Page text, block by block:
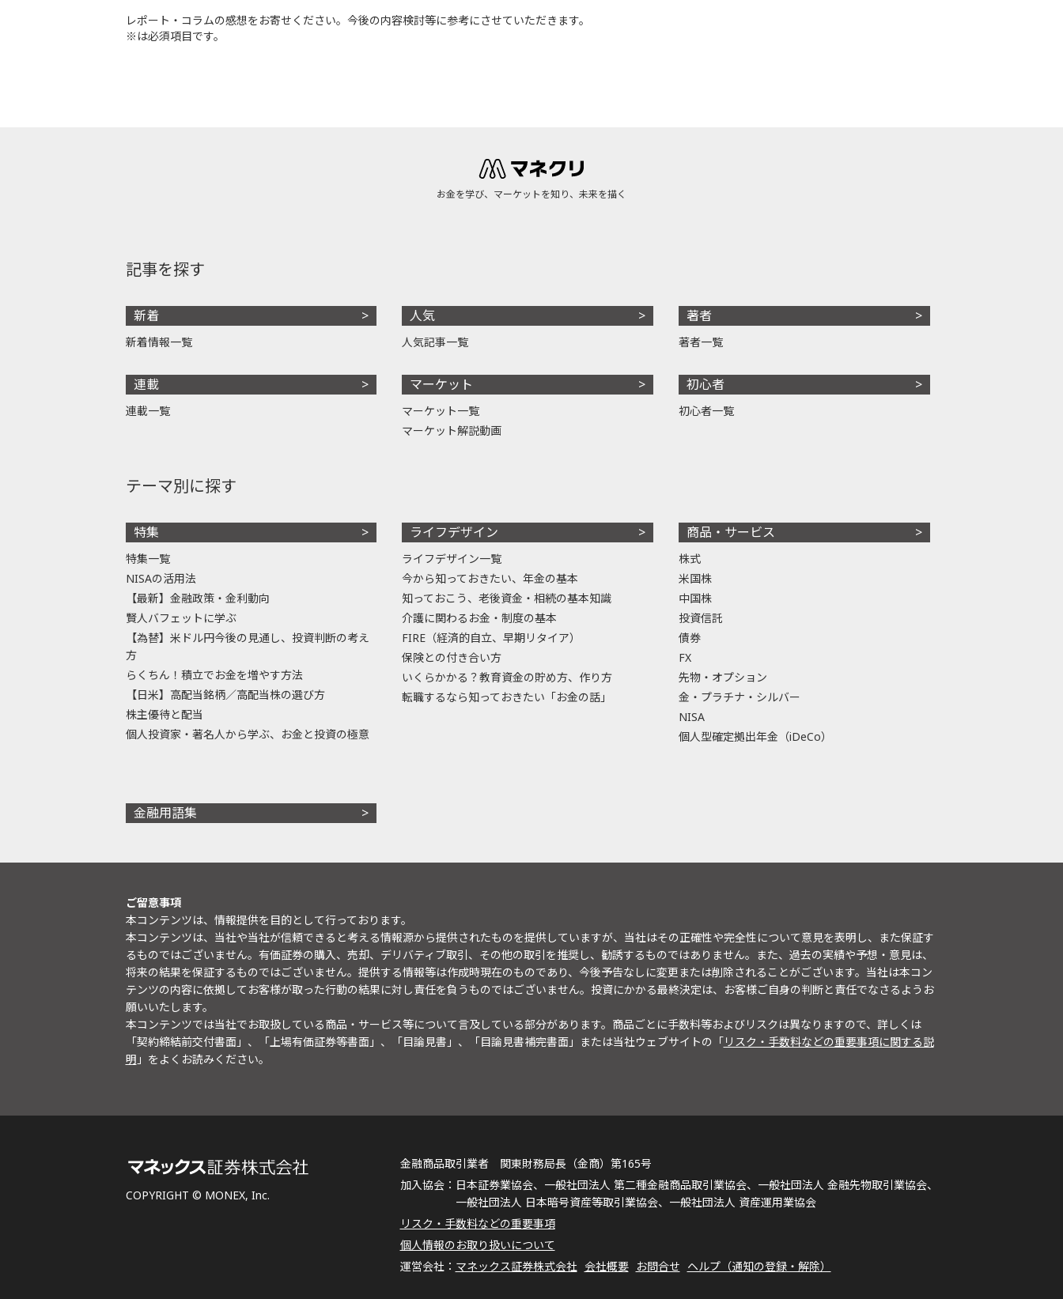
レポート・コラムの感想をお寄せください。今後の内容検討等に参考にさせていただきます。
※は必須項目です。
お金を学び、マーケットを知り、未来を描く
記事を探す
新着
新着情報一覧
連載
連載一覧
人気
人気記事一覧
マーケット
マーケット一覧
マーケット解説動画
著者
著者一覧
初心者
初心者一覧
テーマ別に探す
特集
特集一覧
NISAの活用法
【最新】金融政策・金利動向
賢人バフェットに学ぶ
【為替】米ドル円今後の見通し、投資判断の考え
方
らくちん！積立でお金を増やす方法
【日米】高配当銘柄／高配当株の選び方
株主優待と配当
個人投資家・著名人から学ぶ、お金と投資の極意
ライフデザイン
ライフデザイン一覧
今から知っておきたい、年金の基本
知っておこう、老後資金・相続の基本知識
介護に関わるお金・制度の基本
FIRE（経済的自立、早期リタイア）
保険との付き合い方
いくらかかる？教育資金の貯め方、作り方
転職するなら知っておきたい「お金の話」
商品・サービス
株式
米国株
中国株
投資信託
債券
FX
先物・オプション
金・プラチナ・シルバー
NISA
個人型確定拠出年金（iDeCo）
金融用語集
ご留意事項
本コンテンツは、情報提供を目的として行っております。
本コンテンツは、当社や当社が信頼できると考える情報源から提供されたものを提供していますが、当社はその正確性や完全性について意見を表明し、また保証す
るものではございません。有価証券の購入、売却、デリバティブ取引、その他の取引を推奨し、勧誘するものではありません。また、過去の実績や予想・意見は、
将来の結果を保証するものではございません。提供する情報等は作成時現在のものであり、今後予告なしに変更または削除されることがございます。当社は本コン
テンツの内容に依拠してお客様が取った行動の結果に対し責任を負うものではございません。投資にかかる最終決定は、お客様ご自身の判断と責任でなさるようお
願いいたします。
本コンテンツでは当社でお取扱している商品・サービス等について言及している部分があります。商品ごとに手数料等およびリスクは異なりますので、詳しくは
「契約締結前交付書面」、「上場有価証券等書面」、「目論見書」、「目論見書補完書面」または当社ウェブサイトの「リスク・手数料などの重要事項に関する説
明 」をよくお読みください。
COPYRIGHT © MONEX, Inc.
金融商品取引業者 関東財務局長（金商）第165号
日本証券業協会、一般社団法人 第二種金融商品取引業協会、一般社団法人 金融先物取引業協会、
一般社団法人 日本暗号資産等取引業協会、一般社団法人 資産運用業協会
リスク・手数料などの重要事項
個人情報のお取り扱いについて
マネックス証券株式会社 会社概要 お問合せ ヘルプ（通知の登録・解除）